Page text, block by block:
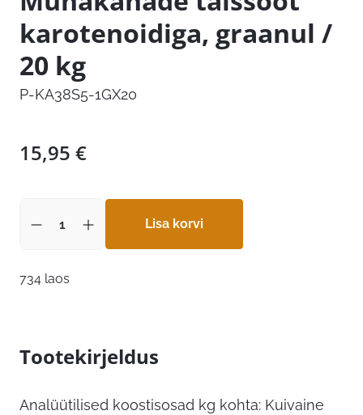
karotenoidiga, graanul /
20 kg
P-KA38S5-1GX20
15,95 €
Lisa korvi
734 laos
Tootekirjeldus
Analüütilised koostisosad kg kohta: Kuivaine